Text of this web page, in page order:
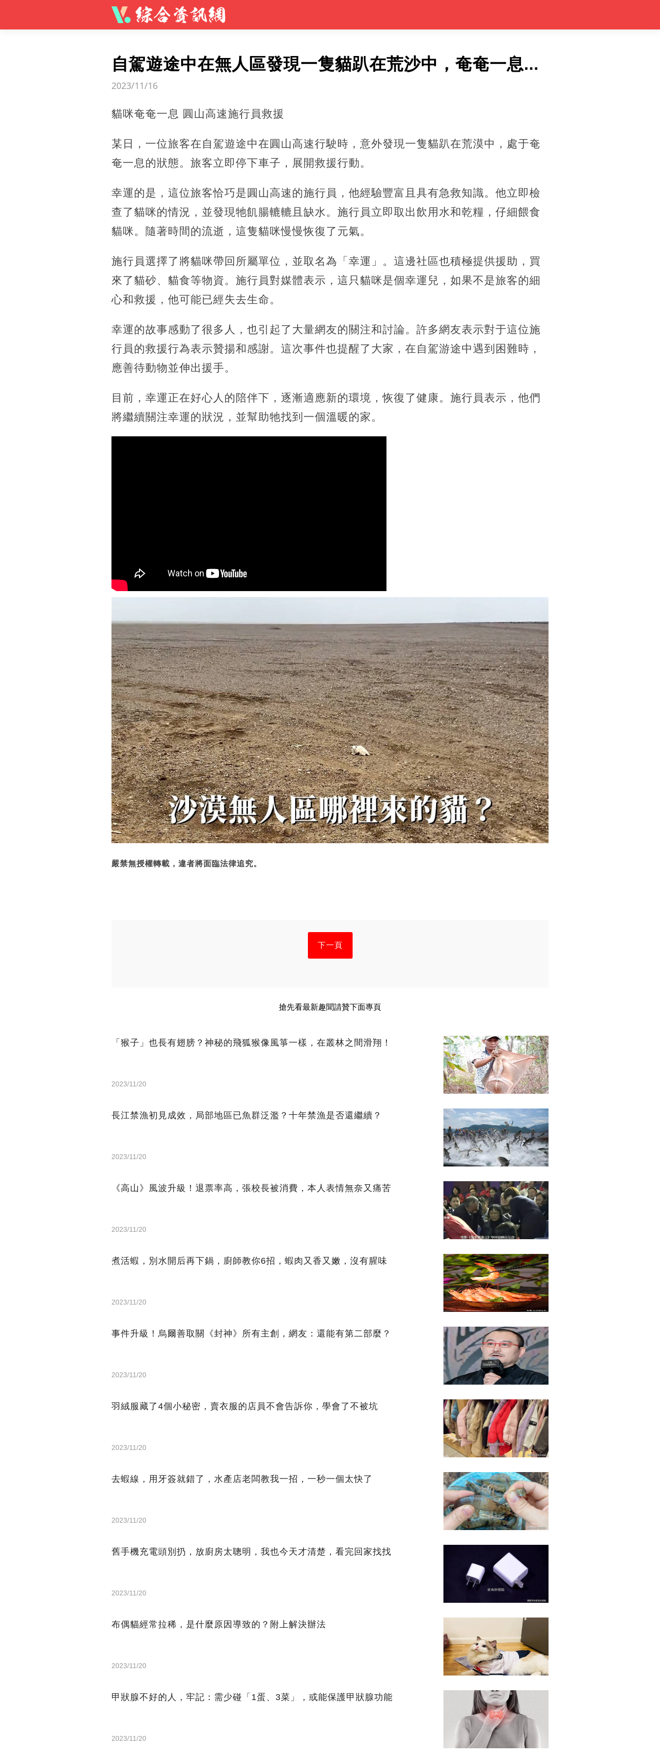
自駕遊途中在無人區發現一隻貓趴在荒沙中，奄奄一息...
2023/11/16
貓咪奄奄一息 圓山高速施行員救援
某日，一位旅客在自駕遊途中在圓山高速行駛時，意外發現一隻貓趴在荒漠中，處于奄
奄一息的狀態。旅客立即停下車子，展開救援行動。
幸運的是，這位旅客恰巧是圓山高速的施行員，他經驗豐富且具有急救知識。他立即檢
查了貓咪的情況，並發現牠飢腸轆轆且缺水。施行員立即取出飲用水和乾糧，仔細餵食
貓咪。隨著時間的流逝，這隻貓咪慢慢恢復了元氣。
施行員選擇了將貓咪帶回所屬單位，並取名為「幸運」。這邊社區也積極提供援助，買
來了貓砂、貓食等物資。施行員對媒體表示，這只貓咪是個幸運兒，如果不是旅客的細
心和救援，他可能已經失去生命。
幸運的故事感動了很多人，也引起了大量網友的關注和討論。許多網友表示對于這位施
行員的救援行為表示贊揚和感謝。這次事件也提醒了大家，在自駕游途中遇到困難時，
應善待動物並伸出援手。
目前，幸運正在好心人的陪伴下，逐漸適應新的環境，恢復了健康。施行員表示，他們
將繼續關注幸運的狀況，並幫助牠找到一個溫暖的家。
嚴禁無授權轉載，違者將面臨法律追究。
下一頁
搶先看最新趣聞請贊下面專頁
「猴子」也長有翅膀？神秘的飛狐猴像風箏一樣，在叢林之間滑翔！
2023/11/20
長江禁漁初見成效，局部地區已魚群泛濫？十年禁漁是否還繼續？
2023/11/20
《高山》風波升級！退票率高，張校長被消費，本人表情無奈又痛苦
2023/11/20
煮活蝦，別水開后再下鍋，廚師教你6招，蝦肉又香又嫩，沒有腥味
2023/11/20
事件升級！烏爾善取關《封神》所有主創，網友：還能有第二部麼？
2023/11/20
羽絨服藏了4個小秘密，賣衣服的店員不會告訴你，學會了不被坑
2023/11/20
去蝦線，用牙簽就錯了，水產店老闆教我一招，一秒一個太快了
2023/11/20
舊手機充電頭別扔，放廚房太聰明，我也今天才清楚，看完回家找找
2023/11/20
布偶貓經常拉稀，是什麼原因導致的？附上解決辦法
2023/11/20
甲狀腺不好的人，牢記：需少碰「1蛋、3菜」，或能保護甲狀腺功能
2023/11/20